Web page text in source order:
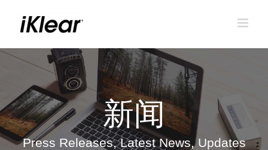
容
新闻
Press Releases, Latest News, Updates